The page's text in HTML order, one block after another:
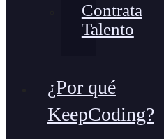
Contrata
Talento
¿Por qué
KeepCoding?